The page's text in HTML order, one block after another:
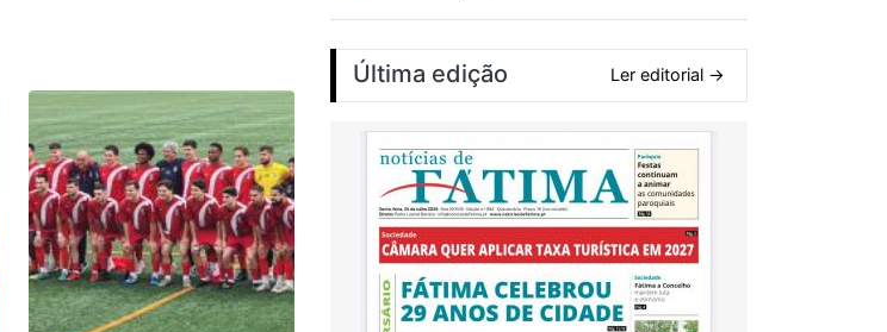
Última edição Ler editorial →